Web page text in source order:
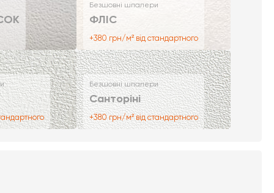
Безшовні шпалери
ФЛІС
+380 грн/м² від стандартного
Безшовні шпалери
Санторіні
+380 грн/м² від стандартного